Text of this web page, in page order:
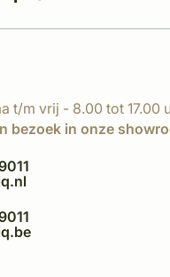
t/m vrij - 8.00 tot 17.00
bezoek in onze